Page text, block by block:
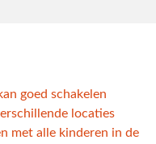
goed schakelen
locaties
met alle kinderen in de